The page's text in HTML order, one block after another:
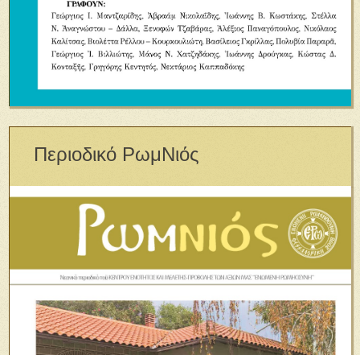
Περιοδικό ΡωμΝιός